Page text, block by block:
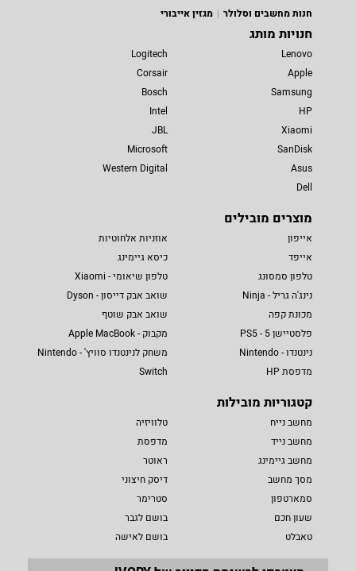
חנות מחשבים וסלולר
מגזין אייבורי
חנויות מותג
Lenovo
Apple
Samsung
HP
Xiaomi
SanDisk
Asus
Dell
Logitech
Corsair
Bosch
Intel
JBL
Microsoft
Western Digital
מוצרים מובילים
אייפון
אייפד
טלפון סמסונג
נינג'ה גריל - Ninja
מכונת קפה
פלסטיישן 5 - PS5
נינטנדו - Nintendo
מדפסת HP
אוזניות אלחוטיות
כיסא גיימינג
טלפון שיאומי - Xiaomi
שואב אבק דייסון - Dyson
שואב אבק שוטף
מקבוק - Apple MacBook
משחק לנינטנדו סוויץ' - Nintendo
Switch
קטגוריות מובילות
מחשב נייח
מחשב נייד
מחשב גיימינג
מסך מחשב
סמארטפון
שעון חכם
טאבלט
טלוויזיה
מדפסת
ראוטר
דיסק חיצוני
סטרימר
בושם לגבר
בושם לאישה